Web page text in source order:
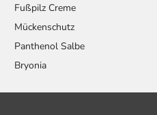
Fußpilz Creme
Mückenschutz
Panthenol Salbe
Bryonia